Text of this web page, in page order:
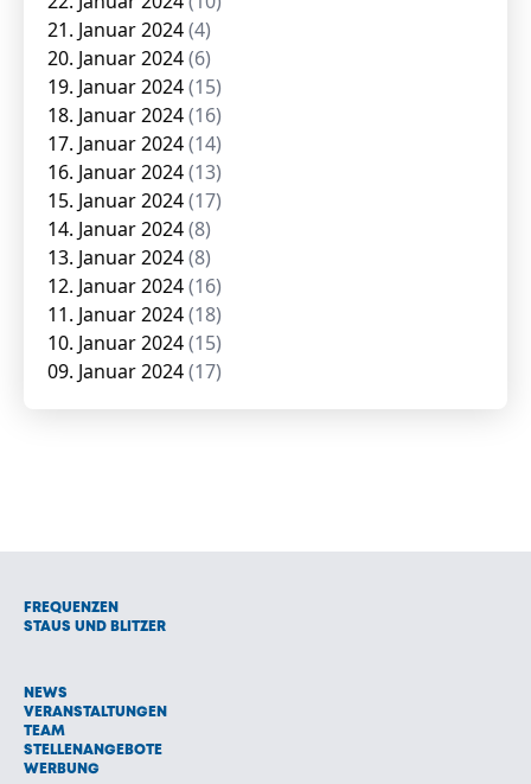
21. Januar 2024(4)
20. Januar 2024(6)
19. Januar 2024(15)
18. Januar 2024(16)
17. Januar 2024(14)
16. Januar 2024(13)
15. Januar 2024(17)
14. Januar 2024(8)
13. Januar 2024(8)
12. Januar 2024(16)
11. Januar 2024(18)
10. Januar 2024(15)
09. Januar 2024(17)
FREQUENZEN
STAUS UND BLITZER
NEWS
VERANSTALTUNGEN
TEAM
STELLENANGEBOTE
WERBUNG